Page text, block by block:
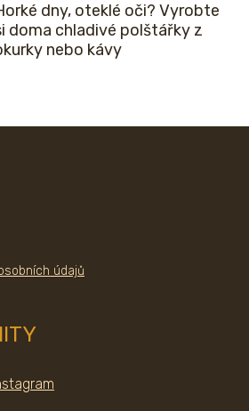
dny, oteklé oči? Vyrobte
doma chladivé polštářky z
nebo kávy
údajů